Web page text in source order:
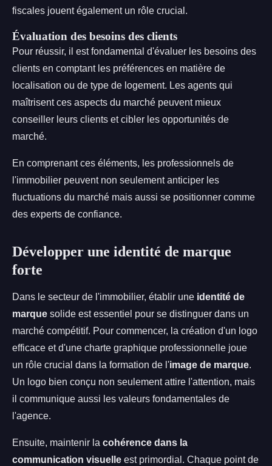
fiscales jouent également un rôle crucial.
Évaluation des besoins des clients
Pour réussir, il est fondamental d'évaluer les besoins des
clients en comptant les préférences en matière de
localisation ou de type de logement. Les agents qui
maîtrisent ces aspects du marché peuvent mieux
conseiller leurs clients et cibler les opportunités de
marché.
En comprenant ces éléments, les professionnels de
l'immobilier peuvent non seulement anticiper les
fluctuations du marché mais aussi se positionner comme
des experts de confiance.
Développer une identité de marque
forte
Dans le secteur de l'immobilier, établir une identité de
marque solide est essentiel pour se distinguer dans un
marché compétitif. Pour commencer, la création d'un logo
efficace et d'une charte graphique professionnelle joue
un rôle crucial dans la formation de l'image de marque.
Un logo bien conçu non seulement attire l'attention, mais
il communique aussi les valeurs fondamentales de
l'agence.
Ensuite, maintenir la cohérence dans la
communication visuelle est primordial. Chaque point de